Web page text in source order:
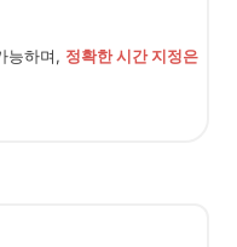
능하며, 정확한 시간 지정은